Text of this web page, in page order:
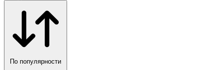
По популярности